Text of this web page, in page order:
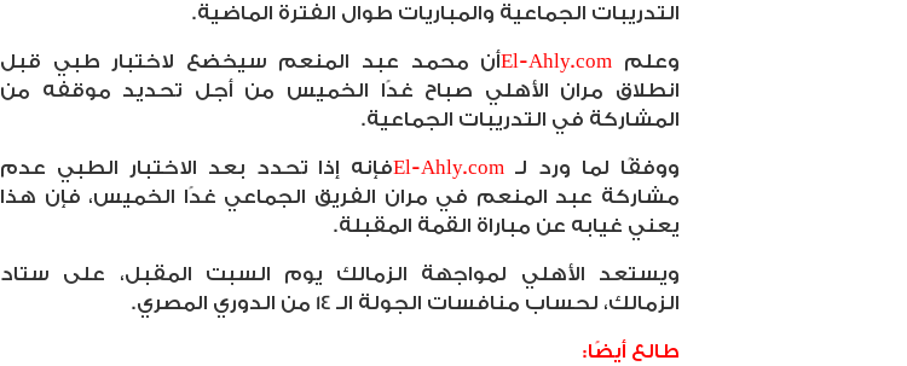
التدريبات الجماعية والمباريات طوال الفترة الماضية.
وعلم El-Ahly.comأن محمد عبد المنعم سيخضع لاختبار طبي قبل
انطلاق مران الأهلي صباح غدًا الخميس من أجل تحديد موقفه من
المشاركة في التدريبات الجماعية.
ووفقًا لما ورد لـ El-Ahly.comفإنه إذا تحدد بعد الاختبار الطبي عدم
مشاركة عبد المنعم في مران الفريق الجماعي غدًا الخميس، فإن هذا
يعني غيابه عن مباراة القمة المقبلة.
ويستعد الأهلي لمواجهة الزمالك يوم السبت المقبل، على ستاد
الزمالك، لحساب منافسات الجولة الـ 14 من الدوري المصري.
طالع أيضًا: